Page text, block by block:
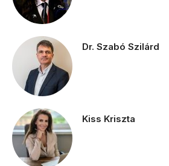
Dr. Szabó Szilárd
Kiss Kriszta